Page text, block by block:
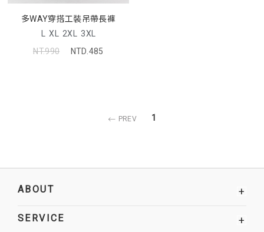
多WAY穿搭工裝吊帶長褲
L XL 2XL 3XL
NT.990
NTD.485
PREV 1
ABOUT +
SERVICE +